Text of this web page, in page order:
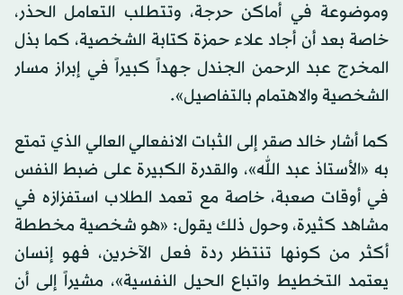
وموضوعة في أماكن حرجة، وتتطلب التعامل الحذر،
خاصة بعد أن أجاد علاء حمزة كتابة الشخصية، كما بذل
المخرج عبد الرحمن الجندل جهداً كبيراً في إبراز مسار
الشخصية والاهتمام بالتفاصيل».
كما أشار خالد صقر إلى الثبات الانفعالي العالي الذي تمتع
به «الأستاذ عبد الله»، والقدرة الكبيرة على ضبط النفس
في أوقات صعبة، خاصة مع تعمد الطلاب استفزازه في
مشاهد كثيرة، وحول ذلك يقول: «هو شخصية مخططة
أكثر من كونها تنتظر ردة فعل الآخرين، فهو إنسان
يعتمد التخطيط واتباع الحيل النفسية»، مشيراً إلى أن